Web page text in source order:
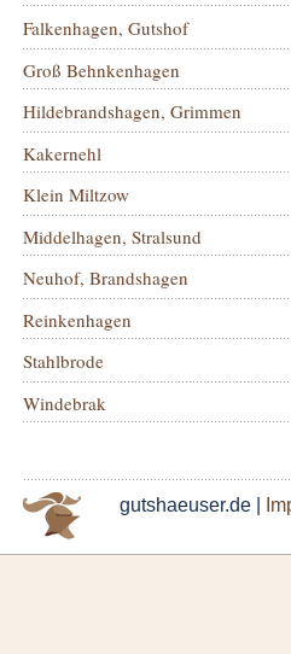
Falkenhagen, Gutshof
Groß Behnkenhagen
Hildebrandshagen, Grimmen
Kakernehl
Klein Miltzow
Middelhagen, Stralsund
Neuhof, Brandshagen
Reinkenhagen
Stahlbrode
Windebrak
gutshaeuser.de |